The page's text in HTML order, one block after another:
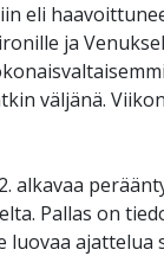
eli
ja
väljänä.
alkavaa
Pallas on